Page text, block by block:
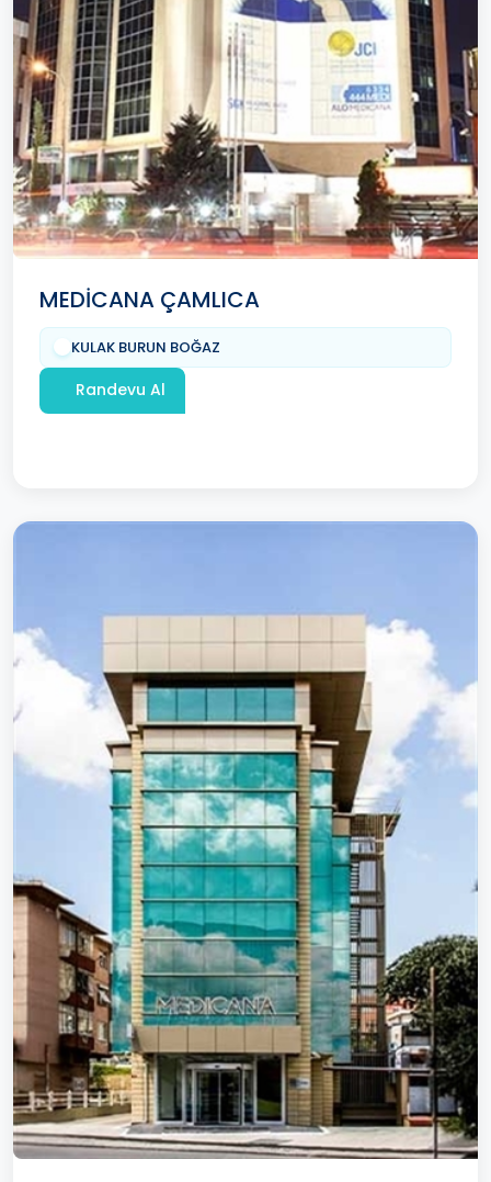
MEDİCANA ÇAMLICA
KULAK BURUN BOĞAZ
Randevu Al